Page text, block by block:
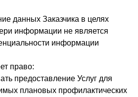
данных Заказчика в целях
информации не является
информации
право:
предоставление Услуг для
плановых профилактических